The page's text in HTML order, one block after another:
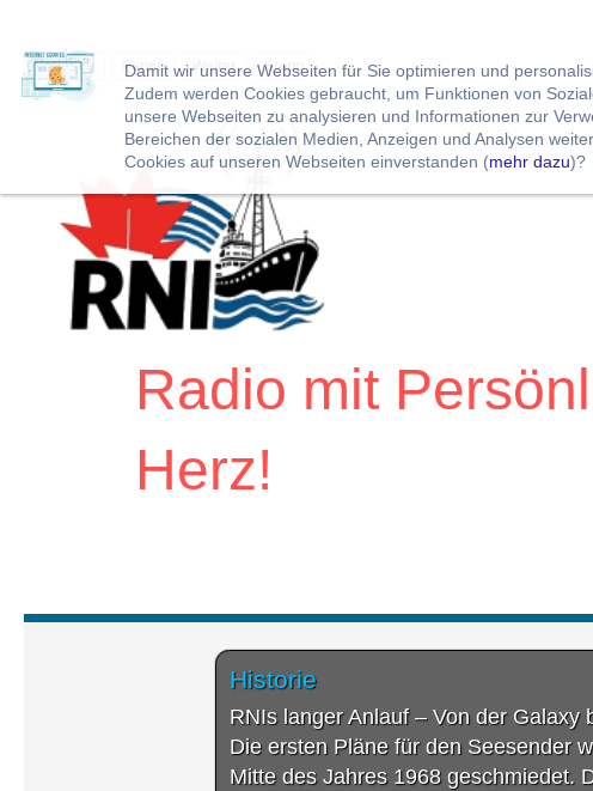
Vorlesen Pause Weiter Stopp
Damit wir unsere Webseiten für Sie optimieren und
Zudem werden Cookies gebraucht, um Funktionen von
unsere Webseiten zu analysieren und Informationen zur
Bereichen der sozialen Medien, Anzeigen und Analysen
Cookies auf unseren Webseiten einverstanden (mehr dazu)?
Radio mit
Herz!
Historie
RNIs langer Anlauf – Von der Galaxy
Die ersten Pläne für den Seesender
Mitte des Jahres 1968 geschmiedet.